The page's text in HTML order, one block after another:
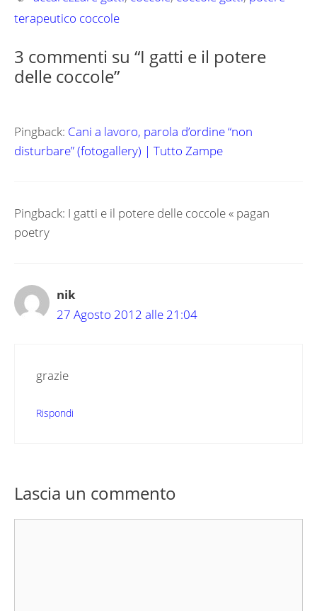
terapeutico coccole
3 commenti su “I gatti e il potere
delle coccole”
Pingback: Cani a lavoro, parola d’ordine “non
disturbare” (fotogallery) | Tutto Zampe
Pingback: I gatti e il potere delle coccole « pagan
poetry
nik
27 Agosto 2012 alle 21:04
grazie
Rispondi
Lascia un commento